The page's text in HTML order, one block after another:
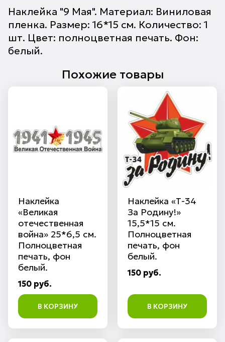
Наклейка "9 Мая". Материал: Виниловая
пленка. Размер: 16*15 см. Количество: 1
шт. Цвет: полноцветная печать. Фон:
белый.
Похожие товары
Наклейка
«Великая
отечественная
война» 25*6,5 см.
Полноцветная
печать, фон
белый.
150 руб.
В КОРЗИНУ
Наклейка «Т-34
За Родину!»
15,5*15 см.
Полноцветная
печать, фон
белый.
150 руб.
В КОРЗИНУ